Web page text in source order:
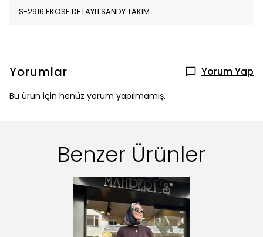
S-2916 EKOSE DETAYLI SANDY TAKIM
Yorumlar Yorum Yap
Bu ürün için henüz yorum yapılmamış.
Benzer Ürünler